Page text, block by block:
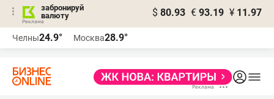
забронируй
валюту
$ 80.93 € 93.19 ¥ 11.97
Челны24.9° Москва28.9°